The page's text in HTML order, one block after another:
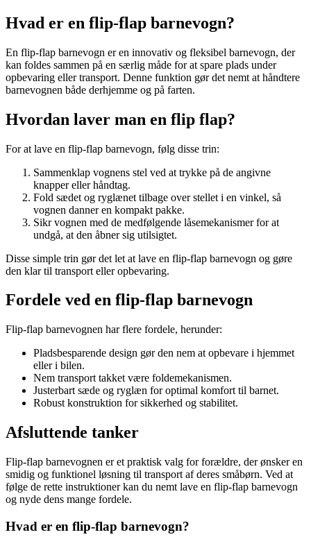
Hvad er en flip-flap barnevogn?
En flip-flap barnevogn er en innovativ og fleksibel barnevogn, der
kan foldes sammen på en særlig måde for at spare plads under
opbevaring eller transport. Denne funktion gør det nemt at håndtere
barnevognen både derhjemme og på farten.
Hvordan laver man en flip flap?
For at lave en flip-flap barnevogn, følg disse trin:
Sammenklap vognens stel ved at trykke på de angivne
knapper eller håndtag.
Fold sædet og ryglænet tilbage over stellet i en vinkel, så
vognen danner en kompakt pakke.
Sikr vognen med de medfølgende låsemekanismer for at
undgå, at den åbner sig utilsigtet.
Disse simple trin gør det let at lave en flip-flap barnevogn og gøre
den klar til transport eller opbevaring.
Fordele ved en flip-flap barnevogn
Flip-flap barnevognen har flere fordele, herunder:
Pladsbesparende design gør den nem at opbevare i hjemmet
eller i bilen.
Nem transport takket være foldemekanismen.
Justerbart sæde og ryglæn for optimal komfort til barnet.
Robust konstruktion for sikkerhed og stabilitet.
Afsluttende tanker
Flip-flap barnevognen er et praktisk valg for forældre, der ønsker en
smidig og funktionel løsning til transport af deres småbørn. Ved at
følge de rette instruktioner kan du nemt lave en flip-flap barnevogn
og nyde dens mange fordele.
Hvad er en flip-flap barnevogn?